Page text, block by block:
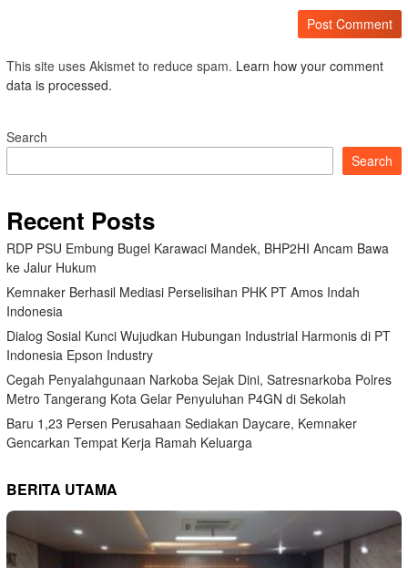
This site uses Akismet to reduce spam. Learn how your comment
data is processed.
Search
Search
Recent Posts
RDP PSU Embung Bugel Karawaci Mandek, BHP2HI Ancam Bawa
ke Jalur Hukum
Kemnaker Berhasil Mediasi Perselisihan PHK PT Amos Indah
Indonesia
Dialog Sosial Kunci Wujudkan Hubungan Industrial Harmonis di PT
Indonesia Epson Industry
Cegah Penyalahgunaan Narkoba Sejak Dini, Satresnarkoba Polres
Metro Tangerang Kota Gelar Penyuluhan P4GN di Sekolah
Baru 1,23 Persen Perusahaan Sediakan Daycare, Kemnaker
Gencarkan Tempat Kerja Ramah Keluarga
BERITA UTAMA